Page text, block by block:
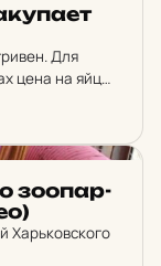
Для
цена на яйца
зо­о­пар­
Харьковского